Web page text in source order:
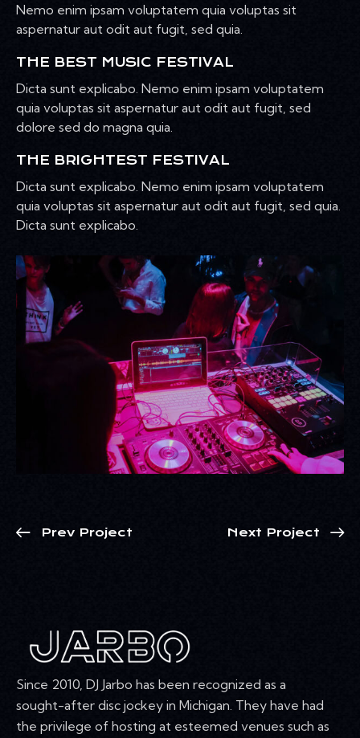
Nemo enim ipsam voluptatem quia voluptas sit
aspernatur aut odit aut fugit, sed quia.
THE BEST MUSIC FESTIVAL
Dicta sunt explicabo. Nemo enim ipsam voluptatem
quia voluptas sit aspernatur aut odit aut fugit, sed
dolore sed do magna quia.
THE BRIGHTEST FESTIVAL
Dicta sunt explicabo. Nemo enim ipsam voluptatem
quia voluptas sit aspernatur aut odit aut fugit, sed quia.
Dicta sunt explicabo.
Prev Project Next Project
Since 2010, DJ Jarbo has been recognized as a
sought-after disc jockey in Michigan. They have had
the privilege of hosting at esteemed venues such as